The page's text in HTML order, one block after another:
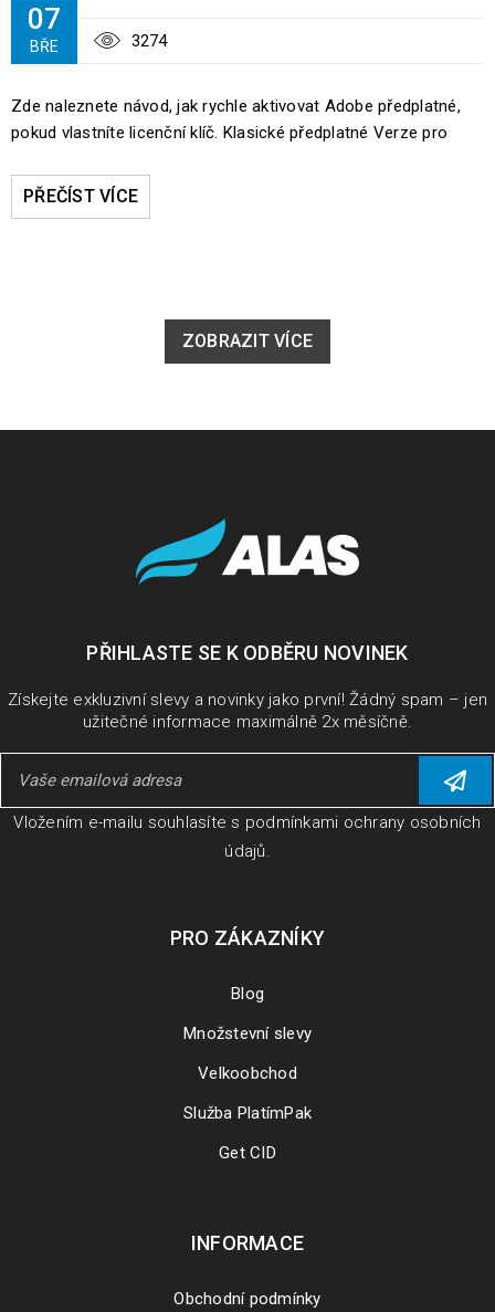
07
BŘE 3274
Zde naleznete návod, jak rychle aktivovat Adobe předplatné,
pokud vlastníte licenční klíč. Klasické předplatné Verze pro
PŘEČÍST VÍCE
ZOBRAZIT VÍCE
PŘIHLASTE SE K ODBĚRU NOVINEK
Získejte exkluzivní slevy a novinky jako první! Žádný spam – jen
užitečné informace maximálně 2x měsíčně.
Vložením e-mailu souhlasíte s podmínkami ochrany osobních
údajů
PRO ZÁKAZNÍKY
Blog
Množstevní slevy
Velkoobchod
Služba PlatímPak
Get CID
INFORMACE
Obchodní podmínky